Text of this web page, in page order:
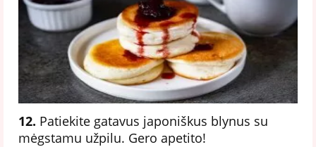
12. Patiekite gatavus japoniškus blynus su
mėgstamu užpilu. Gero apetito!